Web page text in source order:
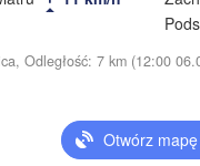
Odległość: 7 km (12:00
Otwórz
(Babrujsk)
Мазыр
(Mazyr)
Салігорск